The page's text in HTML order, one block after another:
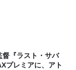
督『ラスト・サバ
プレミアに、アト